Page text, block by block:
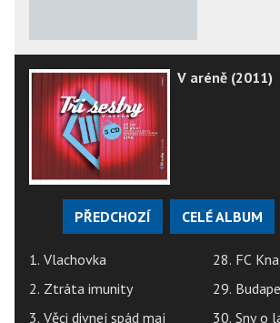
V aréně (2011)
PŘEDCHOZÍ CELÉ ALBUM
1. Vlachovka
2. Ztráta imunity
3. Věci divnej spád maj
28. FC
29.
30. Sny o